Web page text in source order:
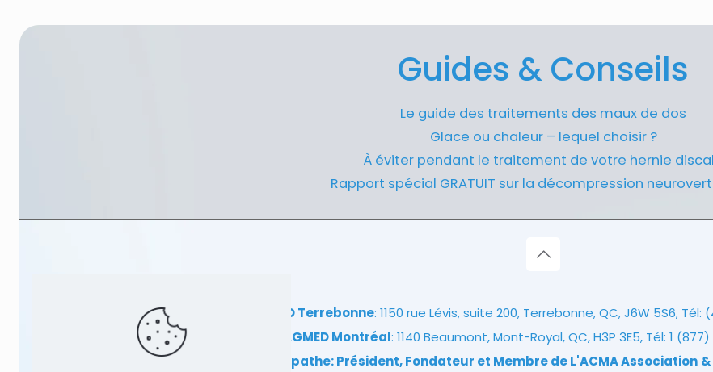
Guides & Conseils
Le guide des traitements des maux de dos
Glace ou chaleur – lequel choisir ?
À éviter pendant le traitement de votre hernie
Rapport spécial GRATUIT sur la décompression
Clinique TAGMED Terrebonne: 1150 rue Lévis, suite 200, Terrebonne, QC, J6W 5S6, Tél:
Clinique TAGMED Montréal: 1140 Beaumont, Mont-Royal, QC, H3P 3E5, Tél: 1
Dr Sylvain Desforges, ostéopathe: Président, Fondateur et Membre de L'ACMA Association